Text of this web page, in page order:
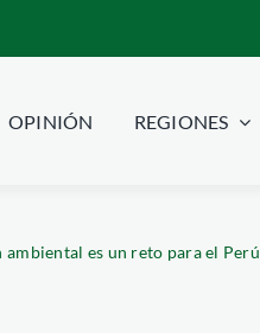
OPINIÓN REGIONES
es un reto para el Perú